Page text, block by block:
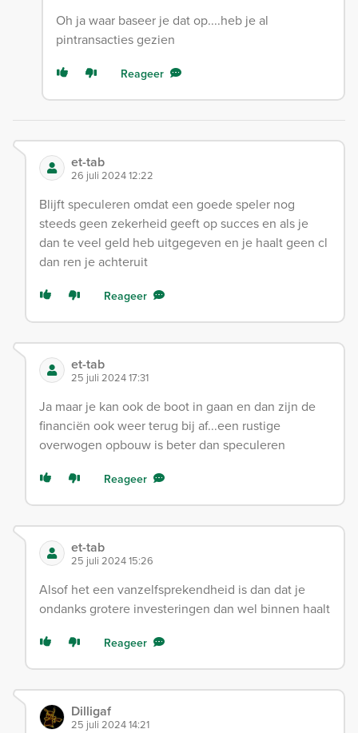
Oh ja waar baseer je dat op....heb je al
pintransacties gezien
Reageer
et-tab
26 juli 2024 12:22
Blijft speculeren omdat een goede speler nog
steeds geen zekerheid geeft op succes en als je
dan te veel geld heb uitgegeven en je haalt geen cl
dan ren je achteruit
Reageer
et-tab
25 juli 2024 17:31
Ja maar je kan ook de boot in gaan en dan zijn de
financiën ook weer terug bij af...een rustige
overwogen opbouw is beter dan speculeren
Reageer
et-tab
25 juli 2024 15:26
Alsof het een vanzelfsprekendheid is dan dat je
ondanks grotere investeringen dan wel binnen haalt
Reageer
Dilligaf
25 juli 2024 14:21